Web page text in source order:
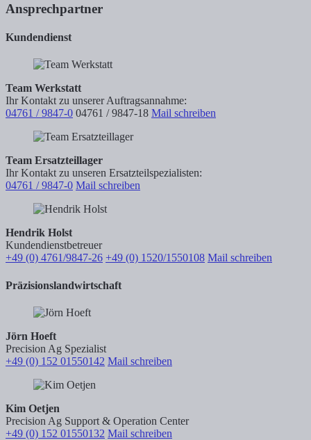
Ansprechpartner
Kundendienst
Team Werkstatt
Ihr Kontakt zu unserer Auftragsannahme:
04761 / 9847-0 04761 / 9847-18 Mail schreiben
Team Ersatzteillager
Ihr Kontakt zu unseren Ersatzteilspezialisten:
04761 / 9847-0 Mail schreiben
Hendrik Holst
Kundendienstbetreuer
+49 (0) 4761/9847-26 +49 (0) 1520/1550108 Mail schreiben
Präzisionslandwirtschaft
Jörn Hoeft
Precision Ag Spezialist
+49 (0) 152 01550142 Mail schreiben
Kim Oetjen
Precision Ag Support & Operation Center
+49 (0) 152 01550132 Mail schreiben